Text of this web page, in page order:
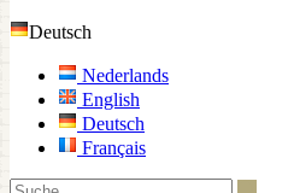
Deutsch
Nederlands
English
Deutsch
Français